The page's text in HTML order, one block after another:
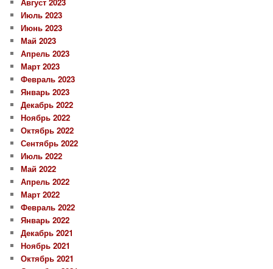
Август 2023
Июль 2023
Июнь 2023
Май 2023
Апрель 2023
Март 2023
Февраль 2023
Январь 2023
Декабрь 2022
Ноябрь 2022
Октябрь 2022
Сентябрь 2022
Июль 2022
Май 2022
Апрель 2022
Март 2022
Февраль 2022
Январь 2022
Декабрь 2021
Ноябрь 2021
Октябрь 2021